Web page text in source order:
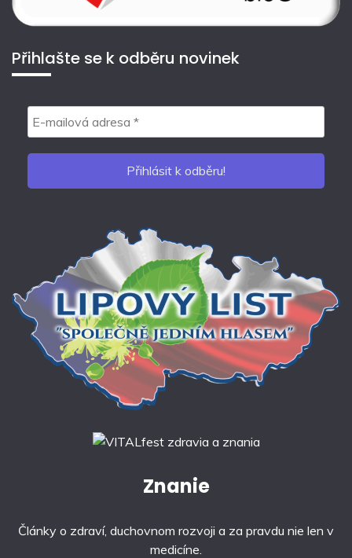
Přihlašte se k odběru novinek
Znanie
Články o zdraví, duchovnom rozvoji a za pravdu nie len v
medicíne.